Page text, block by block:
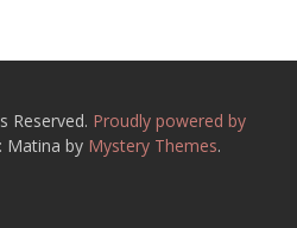
Reserved. Proudly powered by
Matina by Mystery Themes.